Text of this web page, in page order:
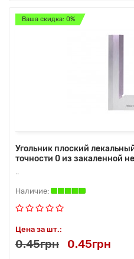
Ваша скидка: 0%
Угольник плоский
точности 0 из закаленной
Цена за шт.:
0.45грн 0.45грн